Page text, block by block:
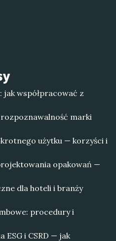
współpracować z
rozpoznawalność marki
użytku — korzyści i
opakowań —
dla hoteli i branży
procedury i
i CSRD — jak